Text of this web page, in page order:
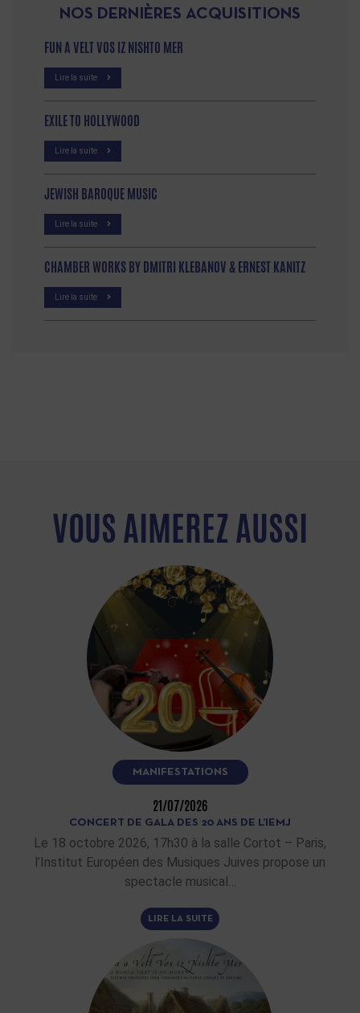
NOS DERNIÈRES ACQUISITIONS
FUN A VELT VOS IZ NISHTO MER
Lire la suite
EXILE TO HOLLYWOOD
Lire la suite
JEWISH BAROQUE MUSIC
Lire la suite
CHAMBER WORKS BY DMITRI KLEBANOV & ERNEST KANITZ
Lire la suite
VOUS AIMEREZ AUSSI
MANIFESTATIONS
21/07/2026
CONCERT DE GALA DES 20 ANS DE L’IEMJ
Le 18 octobre 2026, 17h30 à la salle Cortot – Paris,
l’Institut Européen des Musiques Juives propose un
spectacle musical…
LIRE LA SUITE